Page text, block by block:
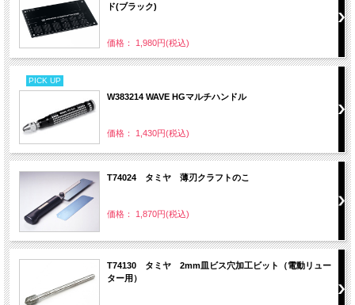
ド(ブラック)
価格： 1,980円(税込)
PICK UP
W383214 WAVE HGマルチハンドル
価格： 1,430円(税込)
T74024 タミヤ 薄刃クラフトのこ
価格： 1,870円(税込)
T74130 タミヤ 2mm皿ビス穴加工ビット（電動リュー
ター用）